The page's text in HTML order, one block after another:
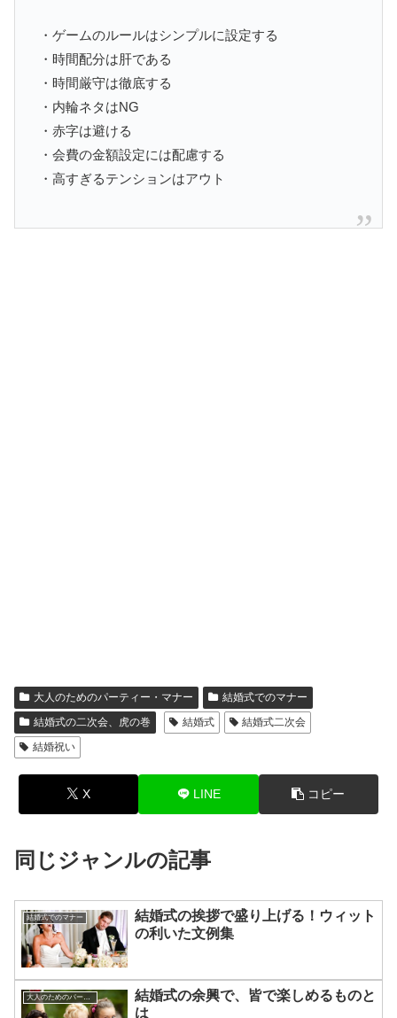
・ゲームのルールはシンプルに設定する
・時間配分は肝である
・時間厳守は徹底する
・内輪ネタはNG
・赤字は避ける
・会費の金額設定には配慮する
・高すぎるテンションはアウト
大人のためのパーティー・マナー
結婚式でのマナー
結婚式の二次会、虎の巻
結婚式
結婚式二次会
結婚祝い
X LINE コピー
同じジャンルの記事
結婚式でのマナー
結婚式の挨拶で盛り上げる！ウィット
の利いた文例集
大人のためのパーティー・マナー
結婚式の余興で、皆で楽しめるものと
は